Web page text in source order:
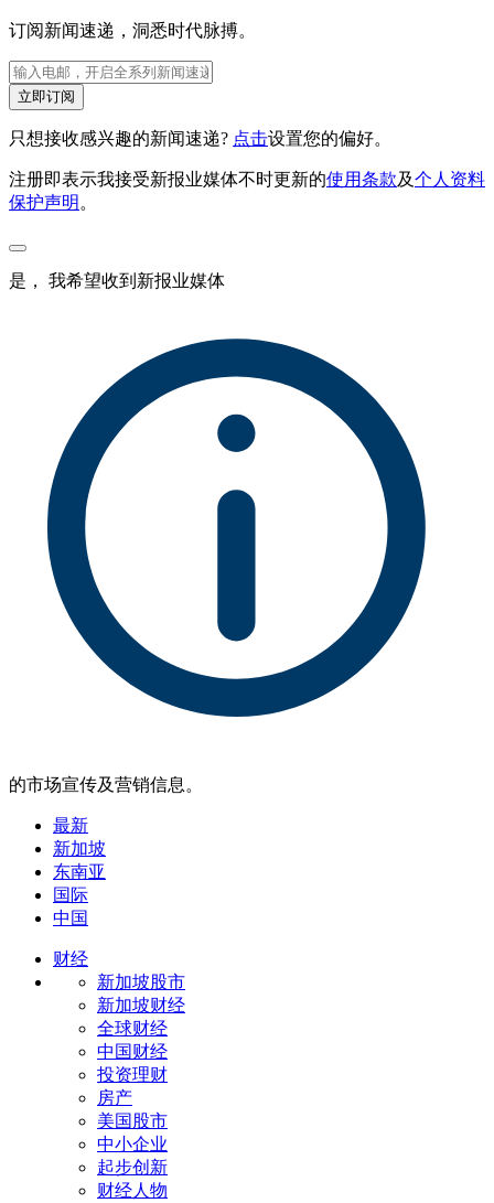
订阅新闻速递，洞悉时代脉搏。
立即订阅
只想接收感兴趣的新闻速递? 点击设置您的偏好。
注册即表示我接受新报业媒体不时更新的使用条款及个人资料
保护声明 。
是， 我希望收到新报业媒体
的市场宣传及营销信息。
最新
新加坡
东南亚
国际
中国
财经
新加坡股市
新加坡财经
全球财经
中国财经
投资理财
房产
美国股市
中小企业
起步创新
财经人物